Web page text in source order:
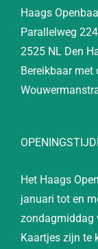
Haags
Parallelweg 224
2525 NL Den
Bereikbaar met
Het Haags
januari tot en
zondagmiddag
Kaartjes zijn te